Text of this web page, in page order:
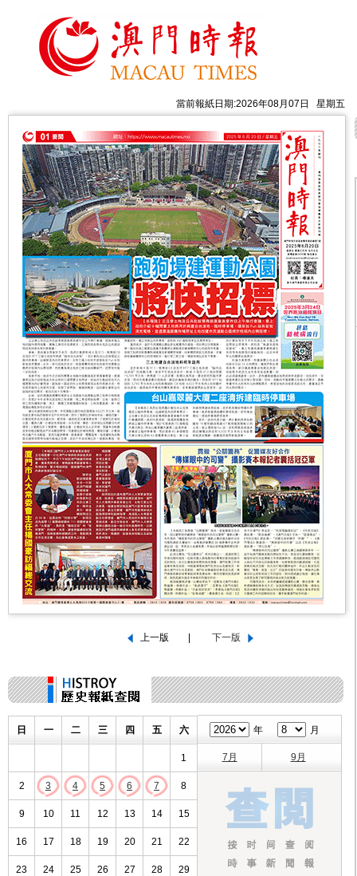
當前報紙日期:2026年08月07日 星期五
日 一 二 三 四 五 六
1
2 3 4 5 6 7 8
9 10 11 12 13 14 15
16 17 18 19 20 21 22
23 24 25 26 27 28 29
年 月
7月 9月